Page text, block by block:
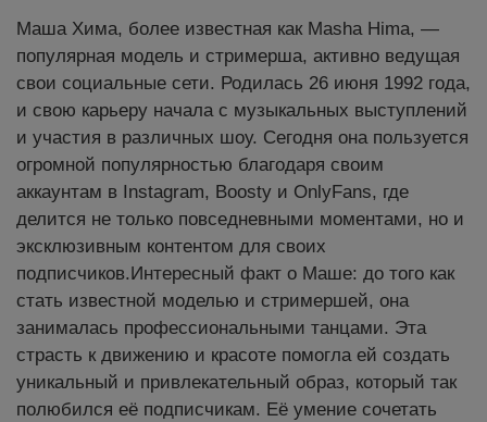
Маша Хима, более известная как Masha Hima, —
популярная модель и стримерша, активно ведущая
свои социальные сети. Родилась 26 июня 1992 года,
и свою карьеру начала с музыкальных выступлений
и участия в различных шоу. Сегодня она пользуется
огромной популярностью благодаря своим
аккаунтам в Instagram, Boosty и OnlyFans, где
делится не только повседневными моментами, но и
эксклюзивным контентом для своих
подписчиков.Интересный факт о Маше: до того как
стать известной моделью и стримершей, она
занималась профессиональными танцами. Эта
страсть к движению и красоте помогла ей создать
уникальный и привлекательный образ, который так
полюбился её подписчикам. Её умение сочетать